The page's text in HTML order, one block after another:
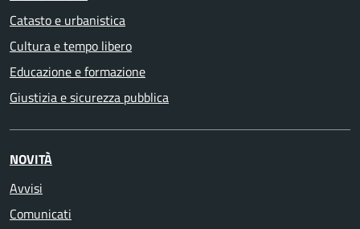
Catasto e urbanistica
Cultura e tempo libero
Educazione e formazione
Giustizia e sicurezza pubblica
NOVITÀ
Avvisi
Comunicati